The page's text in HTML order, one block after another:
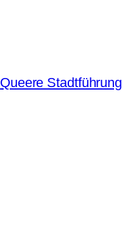
Queere Stadtführung